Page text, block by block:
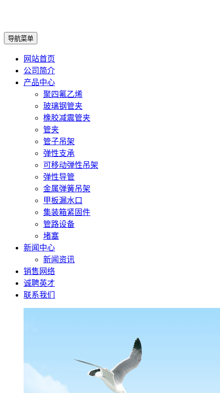
导航菜单
网站首页
公司简介
产品中心
聚四氟乙烯
玻璃钢管夹
橡胶减震管夹
管夹
管子吊架
弹性支承
可移动弹性吊架
弹性导管
金属弹簧吊架
甲板漏水口
集装箱紧固件
管路设备
堵塞
新闻中心
新闻资讯
销售网络
诚聘英才
联系我们